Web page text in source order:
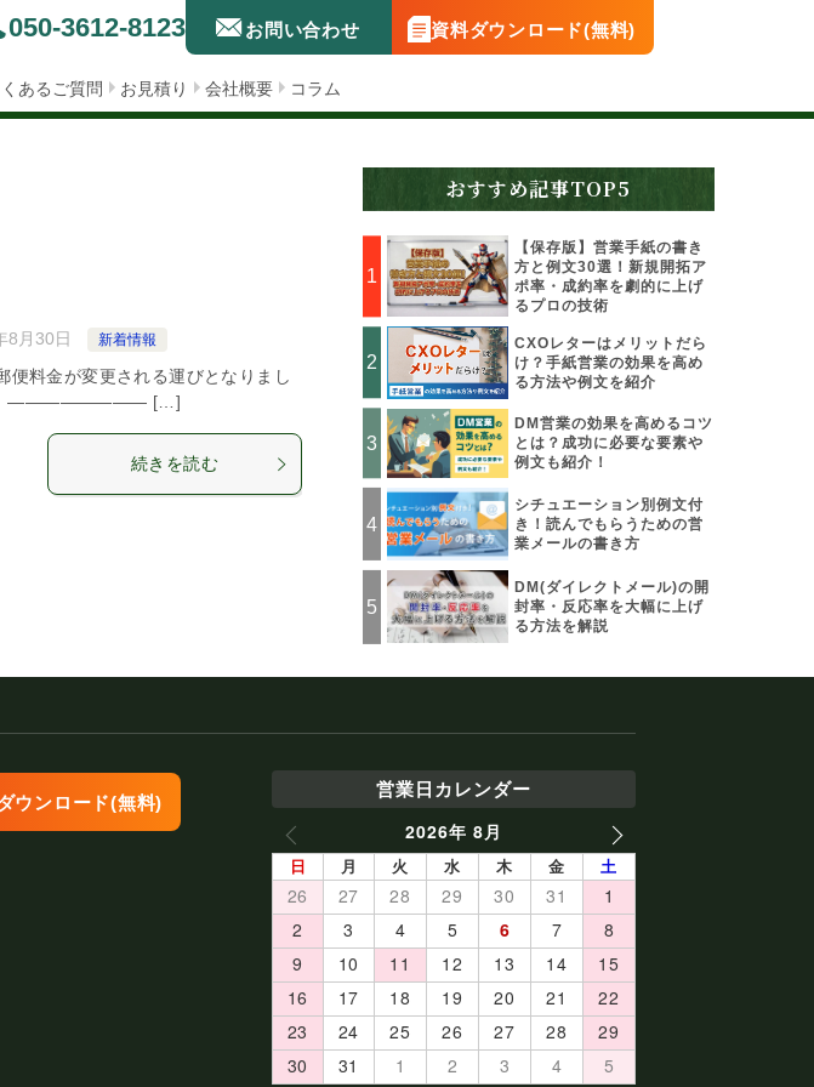
050-3612-8123 お問い合わせ 資料ダウンロード(無料)
あるご質問 お見積り 会社概要 コラム
8月30日 新着情報
料金が変更される運びとなりまし
て】 ———————— […]
続きを読む
おすすめ記事TOP5
【保存版】営業手紙の書き
方と例文30選！新規開拓ア
ポ率・成約率を劇的に上げ
るプロの技術
CXOレターはメリットだら
け？手紙営業の効果を高め
る方法や例文を紹介
DM営業の効果を高めるコツ
とは？成功に必要な要素や
例文も紹介！
シチュエーション別例文付
き！読んでもらうための営
業メールの書き方
DM(ダイレクトメール)の開
封率・反応率を大幅に上げ
る方法を解説
ウンロード(無料)
営業日カレンダー
2026年 8月 NEXT
日 月 火 水 木 金 土
26 27 28 29 30 31
1
2
3 4 5 6 7
8
9
10 11 12 13 14
15
16
17 18 19 20 21
22
23
24 25 26 27 28
29
30
31 1 2 3 4 5